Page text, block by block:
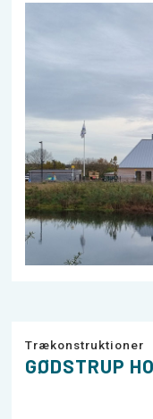
Trækonstruktioner
GØDSTRUP